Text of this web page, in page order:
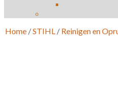
Home /STIHL / Reinigen en